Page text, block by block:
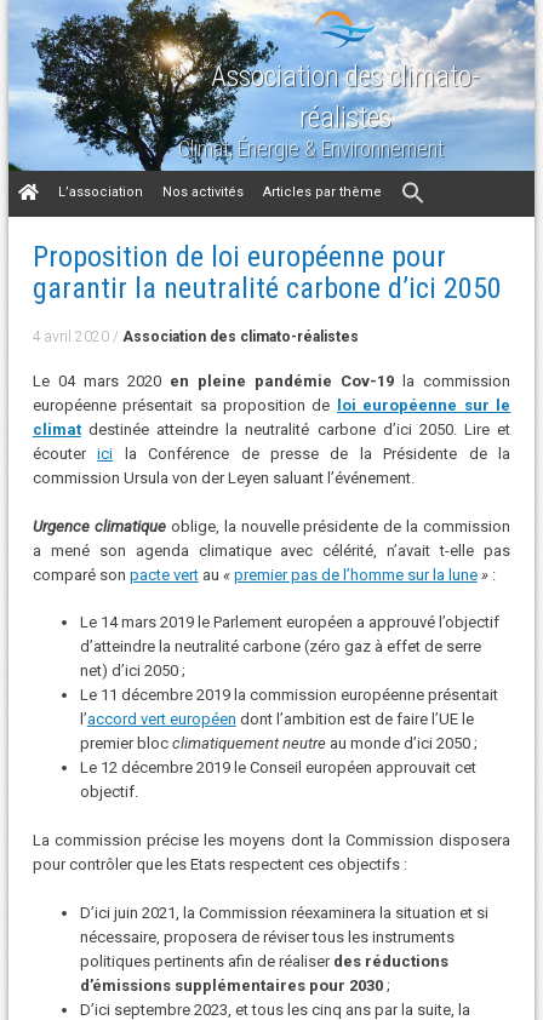
Association des climato-
réalistes
Climat, Énergie & Environnement
Aller
au
L’association Nos activités Articles par thème
Proposition de loi européenne pour
garantir la neutralité carbone d’ici 2050
4 avril 2020/ Association des climato-réalistes
Le 04 mars 2020 en pleine pandémie Cov-19 la commission
européenne présentait sa proposition de
loi européenne sur le
climatdestinée atteindre la neutralité carbone d’ici 2050. Lire et
écouterici la Conférence de presse de la Présidente de la
commission Ursula von der Leyen saluant l’événement.
Urgence climatiqueoblige, la nouvelle présidente de la commission
a mené son agenda climatique avec célérité, n’avait t-elle pas
comparé son pacte vertau « premier pas de l’homme sur la lune »:
Le 14 mars 2019 le Parlement européen a approuvé l’objectif
d’atteindre la neutralité carbone (zéro gaz à effet de serre
net) d’ici 2050 ;
Le 11 décembre 2019 la commission européenne présentait
l’accord vert européen dont l’ambition est de faire l’UE le
premier bloc climatiquement neutreau monde d’ici 2050 ;
Le 12 décembre 2019 le Conseil européen approuvait cet
objectif.
La commission précise les moyens dont la Commission disposera
pour contrôler que les Etats respectent ces objectifs :
D’ici juin 2021, la Commission réexaminera la situation et si
nécessaire, proposera de réviser tous les instruments
politiques pertinents afin de réaliser des réductions
d’émissions supplémentaires pour 2030;
D’ici septembre 2023, et tous les cinq ans par la suite, la